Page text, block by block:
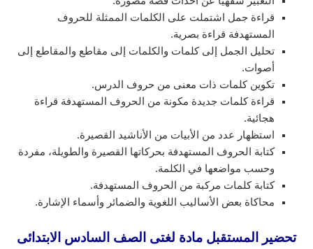
قراءة جمل اشتملت على الكلمات الممثلة للحروف
المستهدفة قراءة بصرية.
تحليل الجمل إلى كلمات والكلمات إلى مقاطع والمقاطع إلى
أصوات.
تكوين كلمات ذات معنى من حروف الدرس.
قراءة كلمات جديدة مكونة من الحروف المستهدفة قراءة
هجائية.
استظهار عدد من الأبيات من الأناشيد القصيرة.
كتابة الحروف المستهدفة بحركاتها القصيرة والطويلة، مفردة
وحسب مواضعها في الكلمة.
كتابة كلمات مركبة من الحروف المستهدفة.
محاكاة بعض الأساليب اللغوية والضمائر وأسماء الإشارة.
تحضير المستقبل مادة لغتى الصف السادس الابتدائى